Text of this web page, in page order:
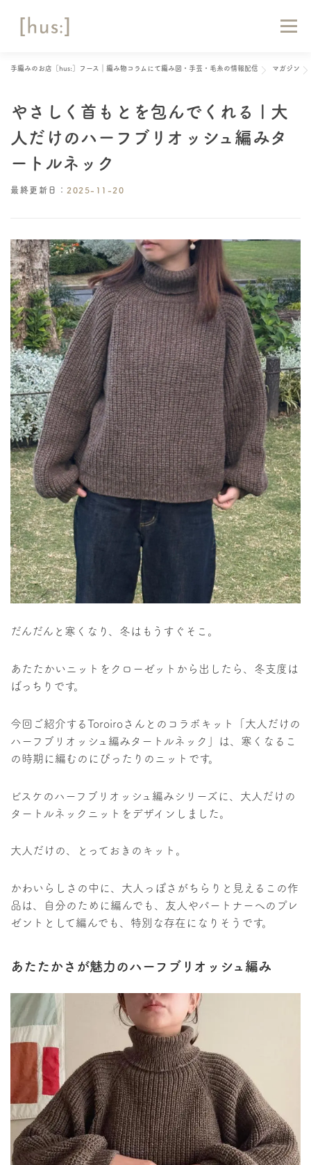
メニュー
ショップリスト オンラインショップ お問い合わせ
手編みのお店［hus:］フース｜編み物コラムにて編み図・手芸・毛糸の情報配信 マガジン
やさしく首もとを包んでくれる | 大
人だけのハーフブリオッシュ編みタ
ートルネック
最終更新日： 2025-11-20
だんだんと寒くなり、冬はもうすぐそこ。
あたたかいニットをクローゼットから出したら、冬支度は
ばっちりです。
今回ご紹介するToroiroさんとのコラボキット「大人だけの
ハーフブリオッシュ編みタートルネック」は、寒くなるこ
の時期に編むのにぴったりのニットです。
ビスケのハーフブリオッシュ編みシリーズに、大人だけの
タートルネックニットをデザインしました。
大人だけの、とっておきのキット。
かわいらしさの中に、大人っぽさがちらりと見えるこの作
品は、自分のために編んでも、友人やパートナーへのプレ
ゼントとして編んでも、特別な存在になりそうです。
あたたかさが魅力のハーフブリオッシュ編み